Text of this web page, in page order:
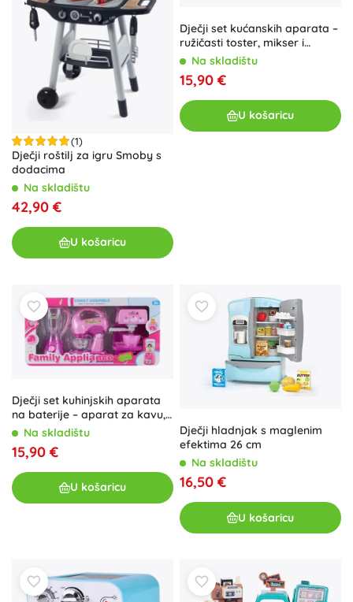
(1)
Dječji roštilj za igru Smoby s
dodacima
Na skladištu
42,90 €
U košaricu
Dječji set kućanskih aparata –
ružičasti toster, mikser i
miješalica
Na skladištu
15,90 €
U košaricu
Dječji set kuhinjskih aparata
na baterije – aparat za kavu,
mikser i blender
Na skladištu
15,90 €
U košaricu
Dječji hladnjak s maglenim
efektima 26 cm
Na skladištu
16,50 €
U košaricu